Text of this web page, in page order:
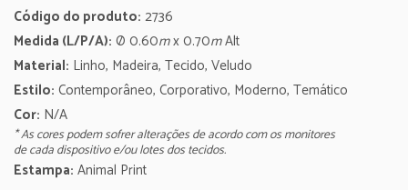
Código do produto: 2736
Medida (L/P/A): Ø 0.60mx 0.70mAlt
Material: Linho, Madeira, Tecido, Veludo
Estilo: Contemporâneo, Corporativo, Moderno, Temático
Cor: N/A
* As cores podem sofrer alterações de acordo com os monitores
de cada dispositivo e/ou lotes dos tecidos.
Estampa: Animal Print